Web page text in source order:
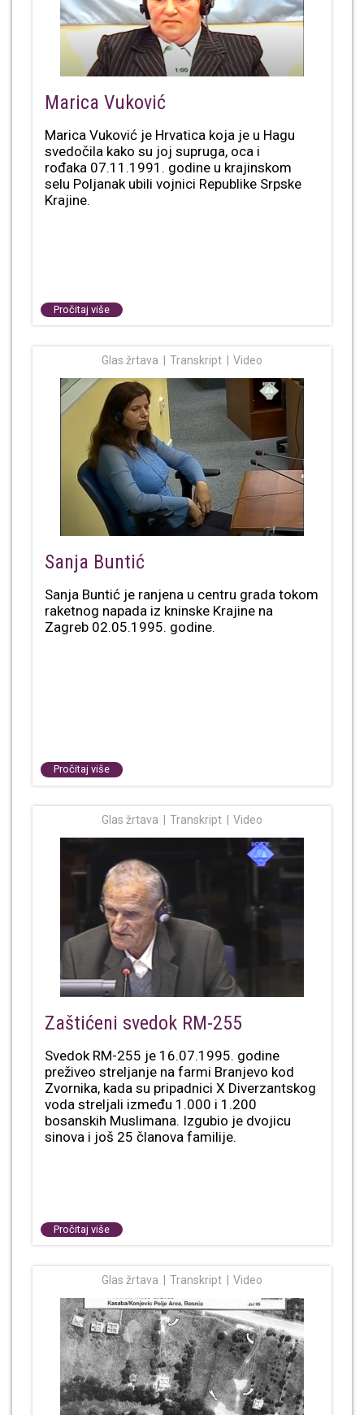
Marica Vuković
Marica Vuković je Hrvatica koja je u Hagu
svedočila kako su joj supruga, oca i
rođaka 07.11.1991. godine u krajinskom
selu Poljanak ubili vojnici Republike Srpske
Krajine.
Pročitaj više
Glas žrtava Transkript Video
Sanja Buntić
Sanja Buntić je ranjena u centru grada tokom
raketnog napada iz kninske Krajine na
Zagreb 02.05.1995. godine.
Pročitaj više
Glas žrtava Transkript Video
Zaštićeni svedok RM-255
Svedok RM-255 je 16.07.1995. godine
preživeo streljanje na farmi Branjevo kod
Zvornika, kada su pripadnici X Diverzantskog
voda streljali između 1.000 i 1.200
bosanskih Muslimana. Izgubio je dvojicu
sinova i još 25 članova familije.
Pročitaj više
Glas žrtava Transkript Video